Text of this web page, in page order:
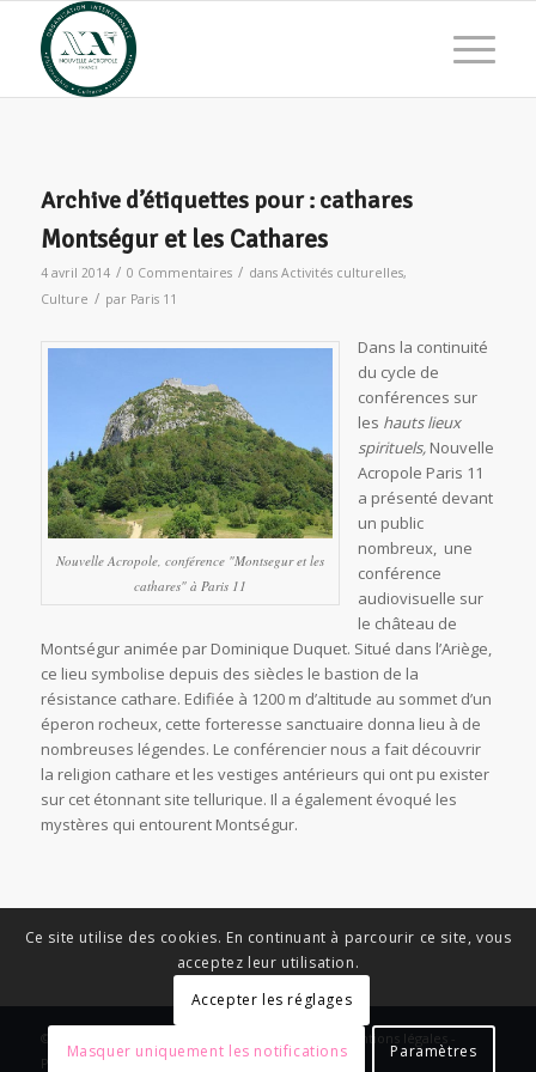
Archive d’étiquettes pour : cathares
Montségur et les Cathares
4 avril 2014 / 0 Commentaires / dans Activités culturelles,
Culture / par Paris 11
Nouvelle Acropole, conférence "Montsegur et les
cathares" à Paris 11
Dans la continuité
du cycle de
conférences sur
les hauts lieux
spirituels, Nouvelle
Acropole Paris 11
a présenté devant
un public
nombreux, une
conférence
audiovisuelle sur
le château de
Montségur animée par Dominique Duquet. Situé dans l’Ariège,
ce lieu symbolise depuis des siècles le bastion de la
résistance cathare. Edifiée à 1200 m d’altitude au sommet d’un
éperon rocheux, cette forteresse sanctuaire donna lieu à de
nombreuses légendes. Le conférencier nous a fait découvrir
la religion cathare et les vestiges antérieurs qui ont pu exister
sur cet étonnant site tellurique. Il a également évoqué les
mystères qui entourent Montségur.
© Copyright - News Nouvelle Acropole - 2023 - Mentions légales -
Politique de confidentialité
Ce site utilise des cookies. En continuant à parcourir ce site, vous
acceptez leur utilisation.
Accepter les réglages
Masquer uniquement les notifications Paramètres